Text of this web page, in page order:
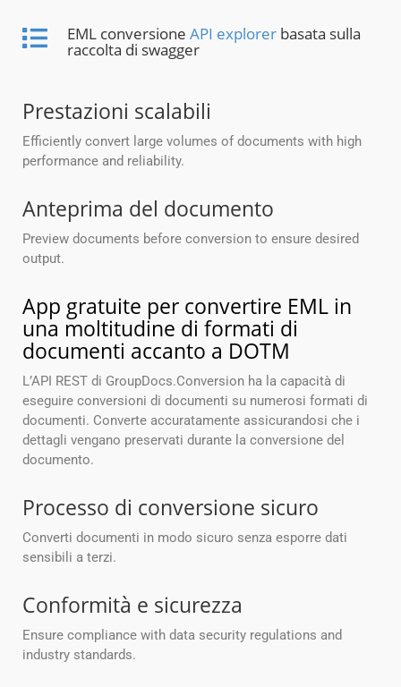
EML conversione API explorer basata sulla
raccolta di swagger
Prestazioni scalabili
Efficiently convert large volumes of documents with high
performance and reliability.
Anteprima del documento
Preview documents before conversion to ensure desired
output.
App gratuite per convertire EML in
una moltitudine di formati di
documenti accanto a DOTM
L’API REST di GroupDocs.Conversion ha la capacità di
eseguire conversioni di documenti su numerosi formati di
documenti. Converte accuratamente assicurandosi che i
dettagli vengano preservati durante la conversione del
documento.
Processo di conversione sicuro
Converti documenti in modo sicuro senza esporre dati
sensibili a terzi.
Conformità e sicurezza
Ensure compliance with data security regulations and
industry standards.